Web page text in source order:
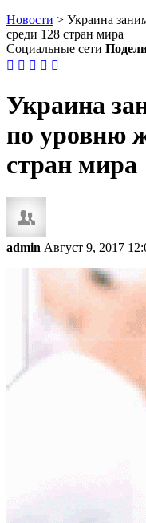
Новости > Украина
среди 128 стран мира
Социальные сети
    
Украина
по уровню
стран мира
admin Август 9, 2017